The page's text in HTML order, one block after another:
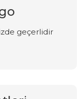
geçerlidir